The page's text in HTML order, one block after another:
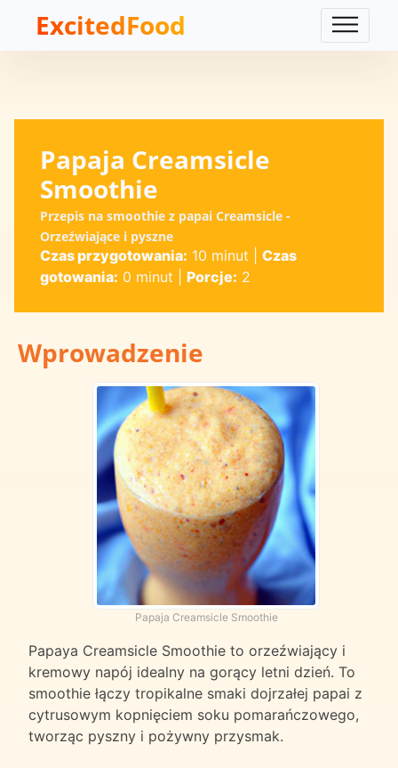
ExcitedFood
Papaja Creamsicle
Smoothie
Przepis na smoothie z papai Creamsicle -
Orzeźwiające i pyszne
Czas przygotowania: 10 minut
Czas
gotowania: 0 minut Porcje: 2
Wprowadzenie
Papaja Creamsicle Smoothie
Papaya Creamsicle Smoothie to orzeźwiający i
kremowy napój idealny na gorący letni dzień. To
smoothie łączy tropikalne smaki dojrzałej papai z
cytrusowym kopnięciem soku pomarańczowego,
tworząc pyszny i pożywny przysmak.